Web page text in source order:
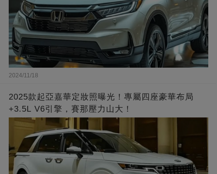
2024/11/18
2025款起亞嘉華定妝照曝光！專屬四座豪華布局
+3.5L V6引擎，賽那壓力山大！